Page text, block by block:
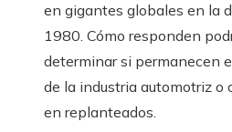
en gigantes globales en la
1980. Cómo responden
determinar si permanecen
de la industria automotriz o
en replanteados.